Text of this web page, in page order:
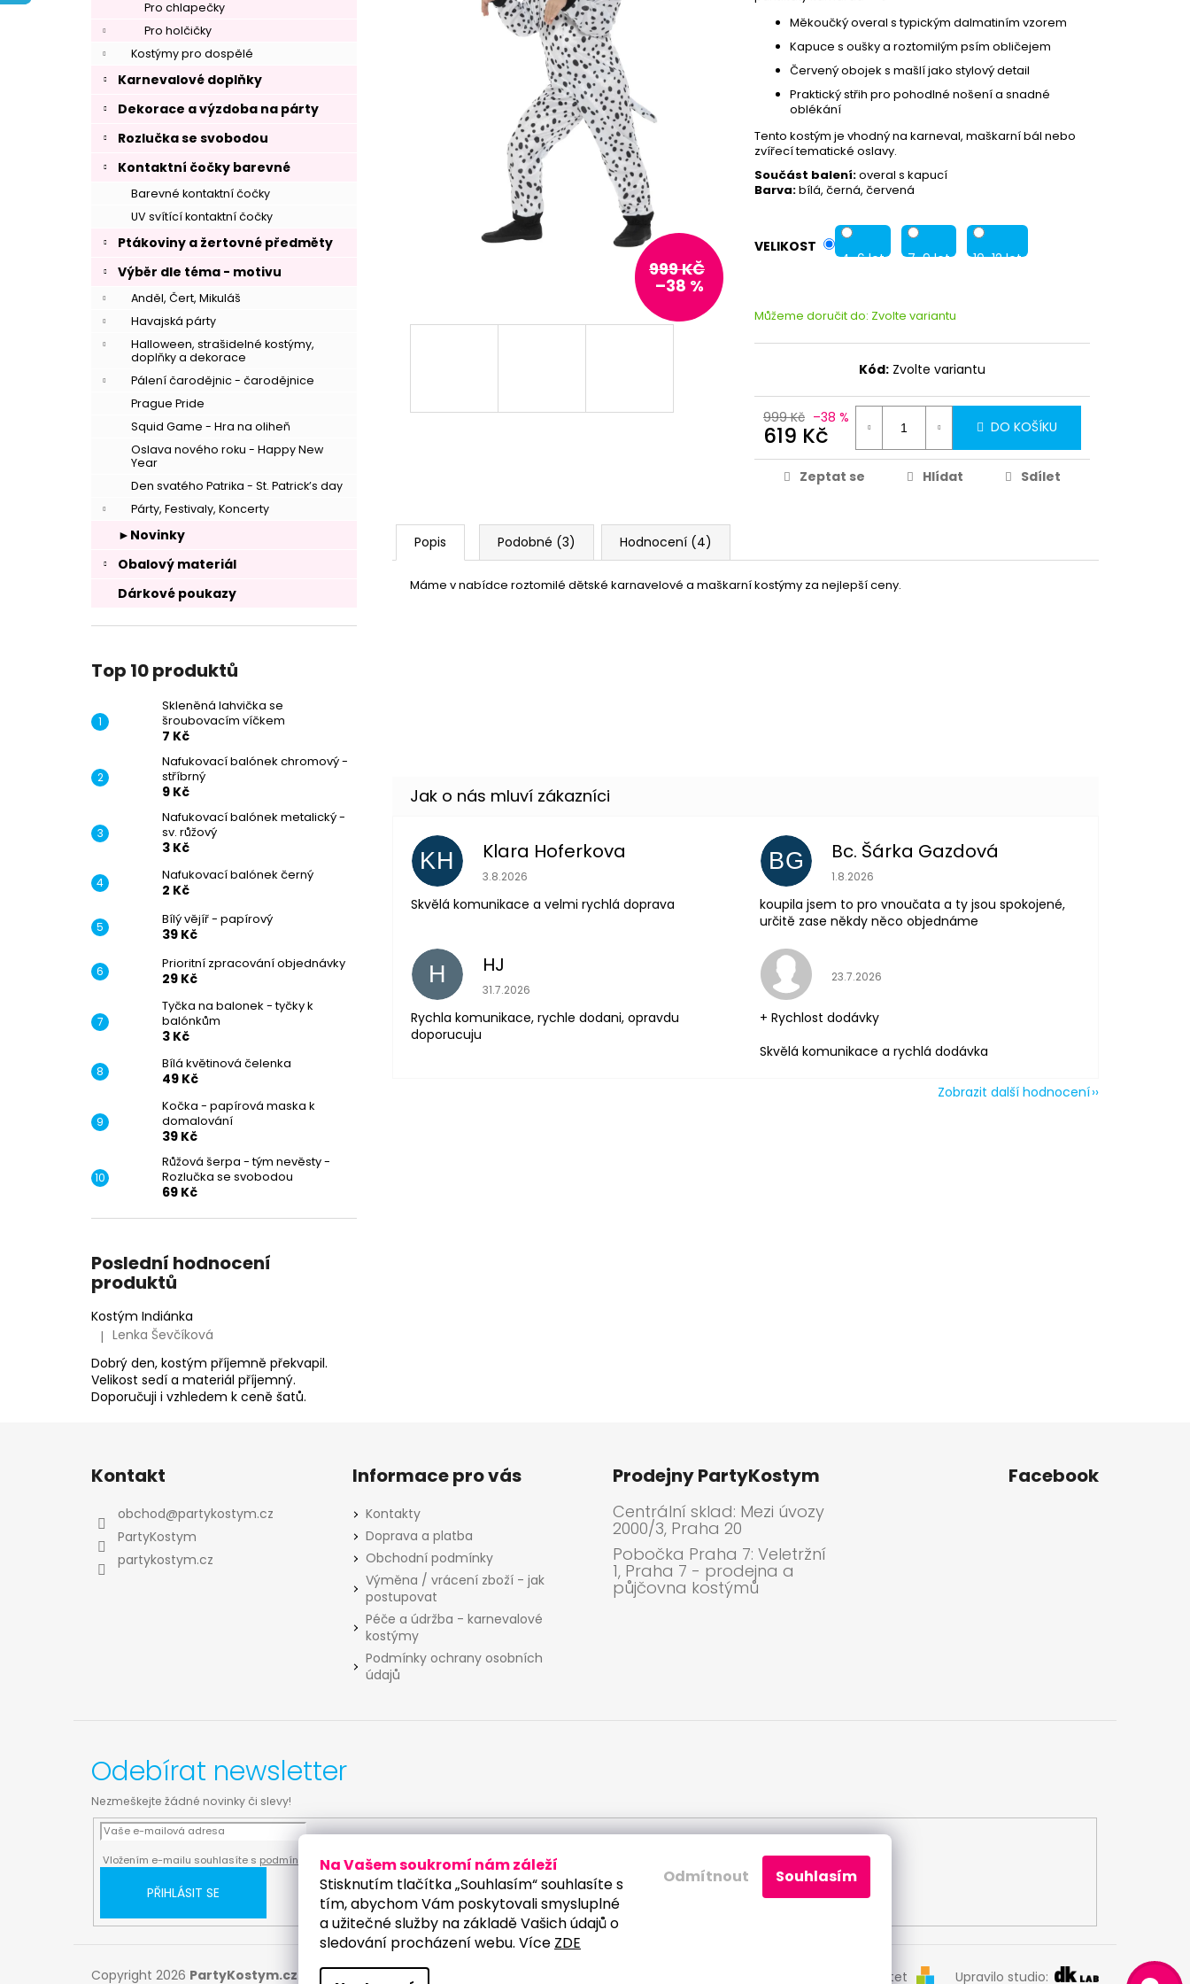
Na Vašem soukromí nám záleží
Stisknutím tlačítka „Souhlasím“ souhlasíte s
tím, abychom Vám poskytovali smysluplné
a užitečné služby na základě Vašich údajů o
sledování procházení webu. Více ZDE
Odmítnout Souhlasím
Pro chlapečky
Pro holčičky
Kostýmy pro dospělé
Karnevalové doplňky
Dekorace a výzdoba na párty
Rozlučka se svobodou
Kontaktní čočky barevné
Barevné kontaktní čočky
UV svítící kontaktní čočky
Ptákoviny a žertovné předměty
Výběr dle téma - motivu
Anděl, Čert, Mikuláš
Havajská párty
Halloween, strašidelné kostýmy,
doplňky a dekorace
Pálení čarodějnic - čarodějnice
Prague Pride
Squid Game - Hra na oliheň
Oslava nového roku - Happy New
Year
Den svatého Patrika - St. Patrick’s day
Párty, Festivaly, Koncerty
►Novinky
Obalový materiál
Dárkové poukazy
Top 10 produktů
Skleněná lahvička se
šroubovacím víčkem
7 Kč
Nafukovací balónek chromový -
stříbrný
9 Kč
Nafukovací balónek metalický -
sv. růžový
3 Kč
Nafukovací balónek černý
2 Kč
Bílý vějíř - papírový
39 Kč
Prioritní zpracování objednávky
29 Kč
Tyčka na balonek - tyčky k
balónkům
3 Kč
Bílá květinová čelenka
49 Kč
Kočka - papírová maska k
domalování
39 Kč
Růžová šerpa - tým nevěsty -
Rozlučka se svobodou
69 Kč
Poslední hodnocení
produktů
Kostým Indiánka
Hodnocení produktu je 5 z 5 hvězdiček.
| Lenka Ševčíková
Dobrý den, kostým příjemně překvapil.
Velikost sedí a materiál příjemný.
Doporučuji i vzhledem k ceně šatů.
Měkoučký overal s typickým dalmatiním vzorem
Kapuce s oušky a roztomilým psím obličejem
Červený obojek s mašlí jako stylový detail
Praktický střih pro pohodlné nošení a snadné
oblékání
Tento kostým je vhodný na karneval, maškarní bál nebo
zvířecí tematické oslavy.
Součást balení:overal s kapucí
Barva:bílá, černá, červená
VELIKOST
4-6 let 7-9 let 10-12 let
Můžeme doručit do: Zvolte variantu
Kód: Zvolte variantu
999 Kč –38 %
619 Kč DO KOŠÍKU
Zeptat se Hlídat Sdílet
999 KČ
–38 %
Popis Podobné (3) Hodnocení (4)
Máme v nabídce roztomilé dětské karnavelové a maškarní kostýmy za nejlepší ceny.
KH Klara Hoferkova
Hodnocení obchodu je 5 z 5 hvězdiček.
3.8.2026
Skvělá komunikace a velmi rychlá doprava
BG Bc. Šárka Gazdová
Hodnocení obchodu je 5 z 5 hvězdiček.
1.8.2026
koupila jsem to pro vnoučata a ty jsou spokojené,
určitě zase někdy něco objednáme
H HJ
Hodnocení obchodu je 5 z 5 hvězdiček.
31.7.2026
Rychla komunikace, rychle dodani, opravdu
doporucuju
Hodnocení obchodu je 5 z 5 hvězdiček.
23.7.2026
+ Rychlost dodávky
Skvělá komunikace a rychlá dodávka
Zobrazit další hodnocení
Odebírat newsletter
Nezmeškejte žádné novinky či slevy!
Vložením e-mailu souhlasíte s podmínkami ochrany osobních údajů
PŘIHLÁSIT SE
Kontakt
obchod@partykostym.cz
PartyKostym
partykostym.cz
Informace pro vás
Kontakty
Doprava a platba
Obchodní podmínky
Výměna / vrácení zboží - jak
postupovat
Péče a údržba - karnevalové
kostýmy
Podmínky ochrany osobních
údajů
Prodejny PartyKostym
Centrální sklad: Mezi úvozy
2000/3, Praha 20
Pobočka Praha 7: Veletržní
1, Praha 7 - prodejna a
půjčovna kostýmů
Facebook
Vytvořil Shoptet Upravilo studio:
Copyright 2026 PartyKostym.cz . Všechna práva vyhrazena.
Partykostym.cz - online
Odeslat